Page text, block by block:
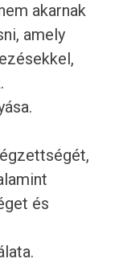
akarnak
amely
és